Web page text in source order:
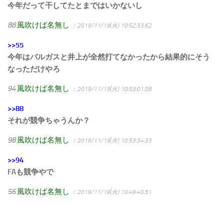
今年だって干してたとまではいかないし
88 風吹けば名無し ：2019/11/19(火) 10:52:33.62
>>55
今年はバルガスと井上が全然打てなかったから結果的にそう
なっただけやろ
94 風吹けば名無し ：2019/11/19(火) 10:53:01.08
>>88
それが競争ちゃうんか？
98 風吹けば名無し ：2019/11/19(火) 10:53:34.33
>>94
FAも競争やで
56 風吹けば名無し ：2019/11/19(火) 10:49:40.51